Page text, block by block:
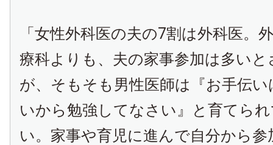
「女性外科医の夫の7割は外科医。
療科よりも、夫の家事参加は多い
が、そもそも男性医師は『お手伝
いから勉強してなさい』と育てら
い。家事や育児に進んで自分から